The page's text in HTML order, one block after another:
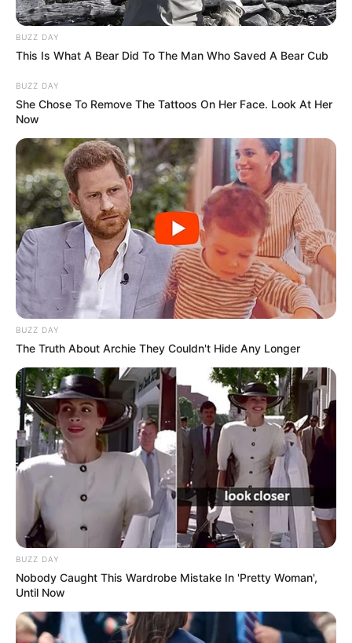
ΔΙΕΘΝΗ ΠΟΛΙΤΙΚΗ ΣΗΜΑΝΤΙΚΕΣ ΕΙΔΗΣΕΙΣ
Ο ΠΛΑΝΗΤΗΣ ΕΧΕΙ ΠΑΡΕΙ ΦΩΤΙΑ. ΟΛΑ ΔΙΑΛΥΟΝΤΑΙ ΚΑΙ
ΚΑΤΑΡΡΕΟΥΝ ΜΠΡΟΣΤΑ ΣΤΑ ΜΑΤΙΑ ΜΑΣ. Η ΜΕΜΒΡΑΝΗ
ΑΥΤΗ...
Σελιδοποίηση
άρθρων
1 2
ΚΟΙΝΩΝΙΚΑ ΔΙΚΤΥΑ
FACEBOOK ΑΡΈΣΕΙ
EMAIL ΑΚΟΛΟΥΘΉΣΤΕ
BUZZ DAY
This Is What A Bear Did To The Man Who Saved A Bear Cub
BUZZ DAY
She Chose To Remove The Tattoos On Her Face. Look At Her
Now
BUZZ DAY
The Truth About Archie They Couldn't Hide Any Longer
BUZZ DAY
Nobody Caught This Wardrobe Mistake In 'Pretty Woman',
Until Now